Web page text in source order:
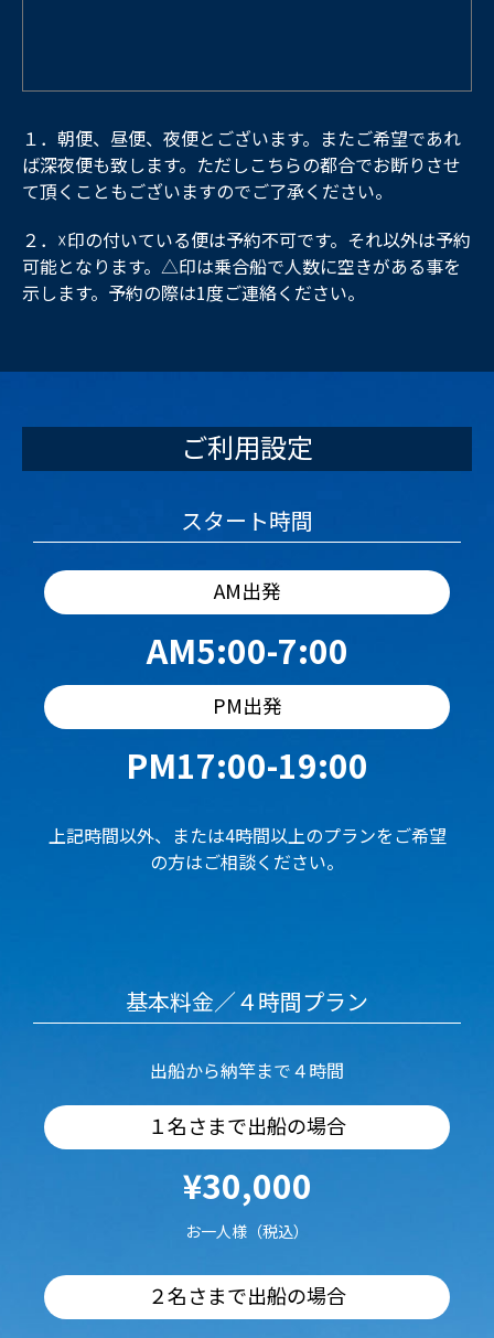
１．朝便、昼便、夜便とございます。またご希望であれ
ば深夜便も致します。ただしこちらの都合でお断りさせ
て頂くこともございますのでご了承ください。
２．☓印の付いている便は予約不可です。それ以外は予約
可能となります。△印は乗合船で人数に空きがある事を
示します。予約の際は1度ご連絡ください。
ご利用設定
スタート時間
AM出発
AM5:00-7:00
PM出発
PM17:00-19:00
上記時間以外、または4時間以上のプランをご希望
の方はご相談ください。
基本料金／４時間プラン
出船から納竿まで４時間
１名さまで出船の場合
¥30,000
お一人様（税込）
２名さまで出船の場合